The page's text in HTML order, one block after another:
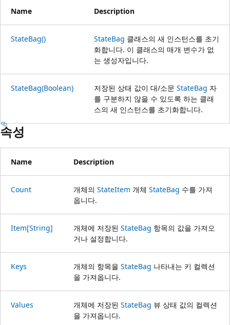
Name Description
StateBag() StateBag 클래스의 새 인스턴스를 초기
화합니다. 이 클래스의 매개 변수가 없
는 생성자입니다.
StateBag(Boolean) 저장된 상태 값이 대/소문 StateBag 자
를 구분하지 않을 수 있도록 하는 클래
스의 새 인스턴스를 초기화합니다.
속성
Name Description
Count 개체의 StateItem 개체 StateBag 수를 가져
옵니다.
Item[String] 개체에 저장된 StateBag 항목의 값을 가져오
거나 설정합니다.
Keys 개체의 항목을 StateBag 나타내는 키 컬렉션
을 가져옵니다.
Values 개체에 저장된 StateBag 뷰 상태 값의 컬렉션
을 가져옵니다.